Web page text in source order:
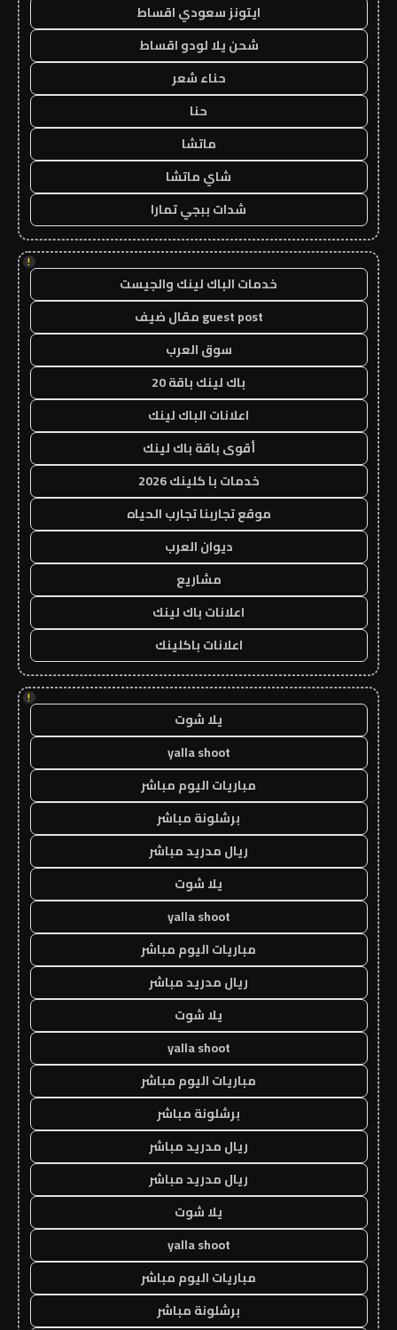
ايتونز سعودي اقساط
شحن يلا لودو اقساط
حناء شعر
حنا
ماتشا
شاي ماتشا
شدات ببجي تمارا
!
خدمات الباك لينك والجيست
guest post مقال ضيف
سوق العرب
باك لينك باقة 20
اعلانات الباك لينك
أقوى باقة باك لينك
خدمات با كلينك 2026
موقع تجاربنا تجارب الحياه
ديوان العرب
مشاريع
اعلانات باك لينك
اعلانات باكلينك
!
يلا شوت
yalla shoot
مباريات اليوم مباشر
برشلونة مباشر
ريال مدريد مباشر
يلا شوت
yalla shoot
مباريات اليوم مباشر
ريال مدريد مباشر
يلا شوت
yalla shoot
مباريات اليوم مباشر
برشلونة مباشر
ريال مدريد مباشر
ريال مدريد مباشر
يلا شوت
yalla shoot
مباريات اليوم مباشر
برشلونة مباشر